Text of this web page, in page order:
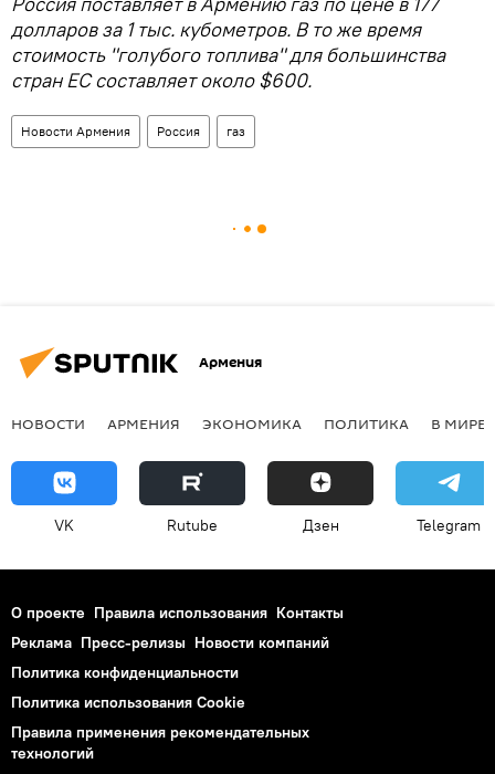
долларов за 1 тыс. кубометров. В то же время
стоимость "голубого топлива" для большинства
стран ЕС составляет около $600.
Новости Армения Россия газ
Армения
НОВОСТИ АРМЕНИЯ ЭКОНОМИКА ПОЛИТИКА В МИРЕ
VK Rutube Дзен Telegram
О проекте Правила использования Контакты
Реклама Пресс-релизы Новости компаний
Политика конфиденциальности
Политика использования Cookie
Правила применения рекомендательных
технологий